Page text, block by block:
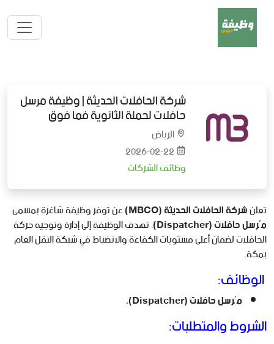
شركة الحافلات الحديثة | وظيفة مرسل
حافلات لحملة الثانوية فما فوق
الرياض
2026-02-22
وظائف الشركات
تعلنشركة الحافلات الحديثة (MBCO) عن توفر وظيفة شاغرة بمسمى
مُرسل حافلات (Dispatcher) . تهدف الوظيفة إلى إدارة وتوجيه حركة
الحافلات لضمان أعلى مستويات الكفاءة والانضباط في شبكة النقل العام
بمكة.
الوظائف:
مُرسل حافلات (Dispatcher).
الشروط والمتطلبات: